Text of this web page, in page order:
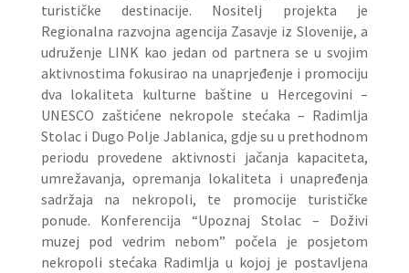
turističke destinacije. Nositelj projekta je
Regionalna razvojna agencija Zasavje iz Slovenije, a
udruženje LINK kao jedan od partnera se u svojim
aktivnostima fokusirao na unaprjeđenje i promociju
dva lokaliteta kulturne baštine u Hercegovini –
UNESCO zaštićene nekropole stećaka – Radimlja
Stolac i Dugo Polje Jablanica, gdje su u prethodnom
periodu provedene aktivnosti jačanja kapaciteta,
umrežavanja, opremanja lokaliteta i unapređenja
sadržaja na nekropoli, te promocije turističke
ponude. Konferencija “Upoznaj Stolac – Doživi
muzej pod vedrim nebom” počela je posjetom
nekropoli stećaka Radimlja u kojoj je postavljena